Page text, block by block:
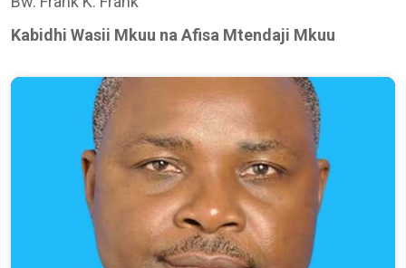
Kabidhi Wasii Mkuu na Afisa Mtendaji Mkuu